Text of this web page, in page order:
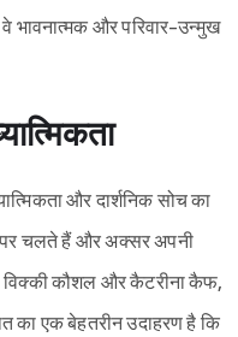
भावनात्मक और परिवार-उन्मुख
और दार्शनिक सोच का
पर चलते हैं और अक्सर अपनी
विक्की कौशल और कैटरीना कैफ,
का एक बेहतरीन उदाहरण है कि